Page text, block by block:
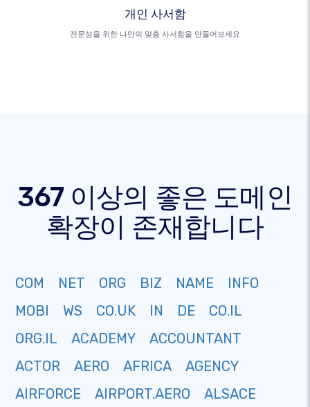
개인 사서함
전문성을 위한 나만의 맞춤 사서함을 만들어보세요
367 이상의 좋은 도메인
확장이 존재합니다
COM NET ORG BIZ NAME
INFO
MOBI
WS CO.UK IN DE
CO.IL
ORG.IL
ACADEMY
ACCOUNTANT
ACTOR
AERO AFRICA
AGENCY
AIRFORCE
AIRPORT.AERO
ALSACE